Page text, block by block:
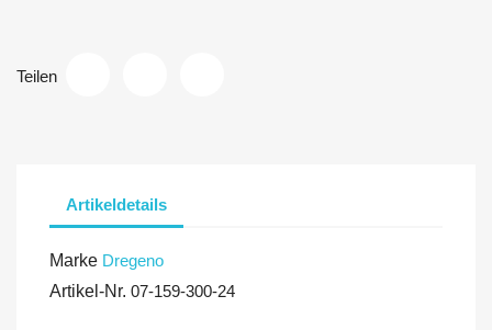
Teilen
Artikeldetails
Marke Dregeno
Artikel-Nr. 07-159-300-24